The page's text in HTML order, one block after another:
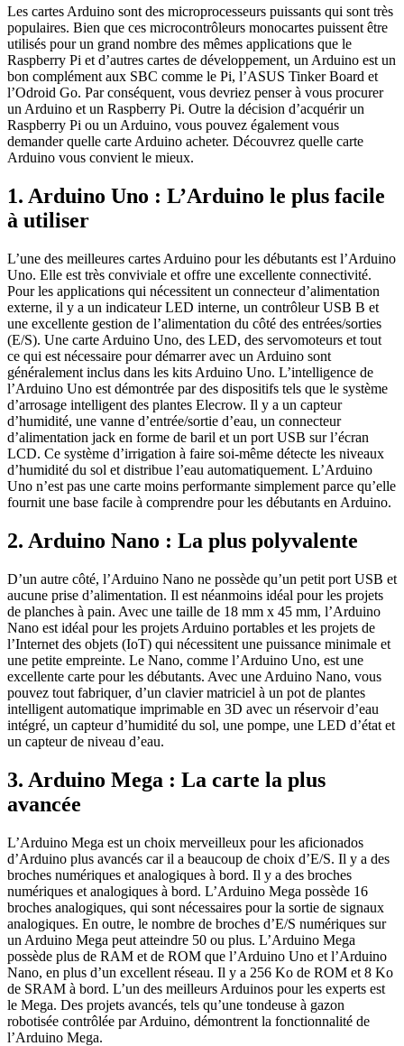
Les cartes Arduino sont des microprocesseurs puissants qui sont très
populaires. Bien que ces microcontrôleurs monocartes puissent être
utilisés pour un grand nombre des mêmes applications que le
Raspberry Pi et d’autres cartes de développement, un Arduino est un
bon complément aux SBC comme le Pi, l’ASUS Tinker Board et
l’Odroid Go. Par conséquent, vous devriez penser à vous procurer
un Arduino et un Raspberry Pi. Outre la décision d’acquérir un
Raspberry Pi ou un Arduino, vous pouvez également vous
demander quelle carte Arduino acheter. Découvrez quelle carte
Arduino vous convient le mieux.
1. Arduino Uno : L’Arduino le plus facile
à utiliser
L’une des meilleures cartes Arduino pour les débutants est l’Arduino
Uno. Elle est très conviviale et offre une excellente connectivité.
Pour les applications qui nécessitent un connecteur d’alimentation
externe, il y a un indicateur LED interne, un contrôleur USB B et
une excellente gestion de l’alimentation du côté des entrées/sorties
(E/S). Une carte Arduino Uno, des LED, des servomoteurs et tout
ce qui est nécessaire pour démarrer avec un Arduino sont
généralement inclus dans les kits Arduino Uno. L’intelligence de
l’Arduino Uno est démontrée par des dispositifs tels que le système
d’arrosage intelligent des plantes Elecrow. Il y a un capteur
d’humidité, une vanne d’entrée/sortie d’eau, un connecteur
d’alimentation jack en forme de baril et un port USB sur l’écran
LCD. Ce système d’irrigation à faire soi-même détecte les niveaux
d’humidité du sol et distribue l’eau automatiquement. L’Arduino
Uno n’est pas une carte moins performante simplement parce qu’elle
fournit une base facile à comprendre pour les débutants en Arduino.
2. Arduino Nano : La plus polyvalente
D’un autre côté, l’Arduino Nano ne possède qu’un petit port USB et
aucune prise d’alimentation. Il est néanmoins idéal pour les projets
de planches à pain. Avec une taille de 18 mm x 45 mm, l’Arduino
Nano est idéal pour les projets Arduino portables et les projets de
l’Internet des objets (IoT) qui nécessitent une puissance minimale et
une petite empreinte. Le Nano, comme l’Arduino Uno, est une
excellente carte pour les débutants. Avec une Arduino Nano, vous
pouvez tout fabriquer, d’un clavier matriciel à un pot de plantes
intelligent automatique imprimable en 3D avec un réservoir d’eau
intégré, un capteur d’humidité du sol, une pompe, une LED d’état et
un capteur de niveau d’eau.
3. Arduino Mega : La carte la plus
avancée
L’Arduino Mega est un choix merveilleux pour les aficionados
d’Arduino plus avancés car il a beaucoup de choix d’E/S. Il y a des
broches numériques et analogiques à bord. Il y a des broches
numériques et analogiques à bord. L’Arduino Mega possède 16
broches analogiques, qui sont nécessaires pour la sortie de signaux
analogiques. En outre, le nombre de broches d’E/S numériques sur
un Arduino Mega peut atteindre 50 ou plus. L’Arduino Mega
possède plus de RAM et de ROM que l’Arduino Uno et l’Arduino
Nano, en plus d’un excellent réseau. Il y a 256 Ko de ROM et 8 Ko
de SRAM à bord. L’un des meilleurs Arduinos pour les experts est
le Mega. Des projets avancés, tels qu’une tondeuse à gazon
robotisée contrôlée par Arduino, démontrent la fonctionnalité de
l’Arduino Mega.